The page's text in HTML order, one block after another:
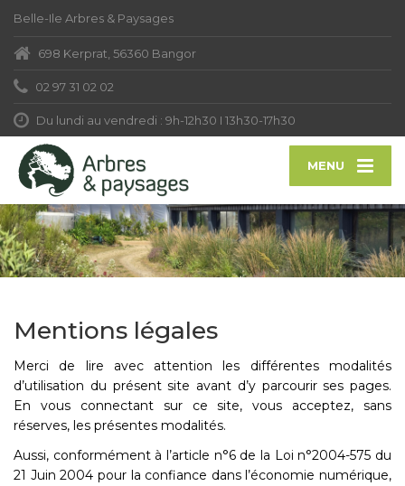
Belle-Ile Arbres & Paysages
698 Kerprat, 56360 Bangor
02 97 31 02 02
Du lundi au vendredi : 9h-12h30 I 13h30-17h30
MENU
Mentions légales
Merci de lire avec attention les différentes modalités
d’utilisation du présent site avant d’y parcourir ses pages.
En vous connectant sur ce site, vous acceptez, sans
réserves, les présentes modalités.
Aussi, conformément à l’article n°6 de la Loi n°2004-575 du
21 Juin 2004 pour la confiance dans l’économie numérique,